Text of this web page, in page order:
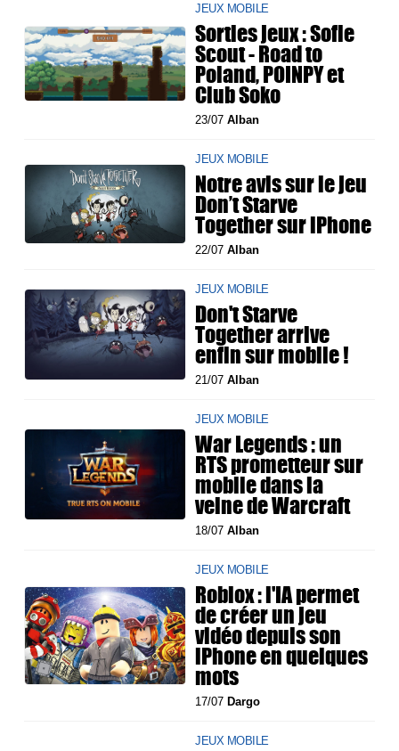
JEUX MOBILE
Sorties jeux : Sofie
Scout - Road to
Poland, POINPY et
Club Soko
23/07Alban
JEUX MOBILE
Notre avis sur le jeu
Don’t Starve
Together sur iPhone
22/07Alban
JEUX MOBILE
Don't Starve
Together arrive
enfin sur mobile !
21/07Alban
JEUX MOBILE
War Legends : un
RTS prometteur sur
mobile dans la
veine de Warcraft
18/07Alban
JEUX MOBILE
Roblox : l'IA permet
de créer un jeu
vidéo depuis son
iPhone en quelques
mots
17/07 Dargo
JEUX MOBILE